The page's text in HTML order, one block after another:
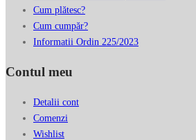
Cum plătesc?
Cum cumpăr?
Informatii Ordin 225/2023
Contul meu
Detalii cont
Comenzi
Wishlist